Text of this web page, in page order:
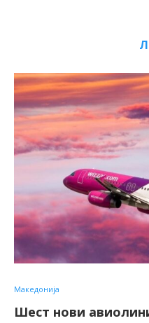
Македонија
Шест нови